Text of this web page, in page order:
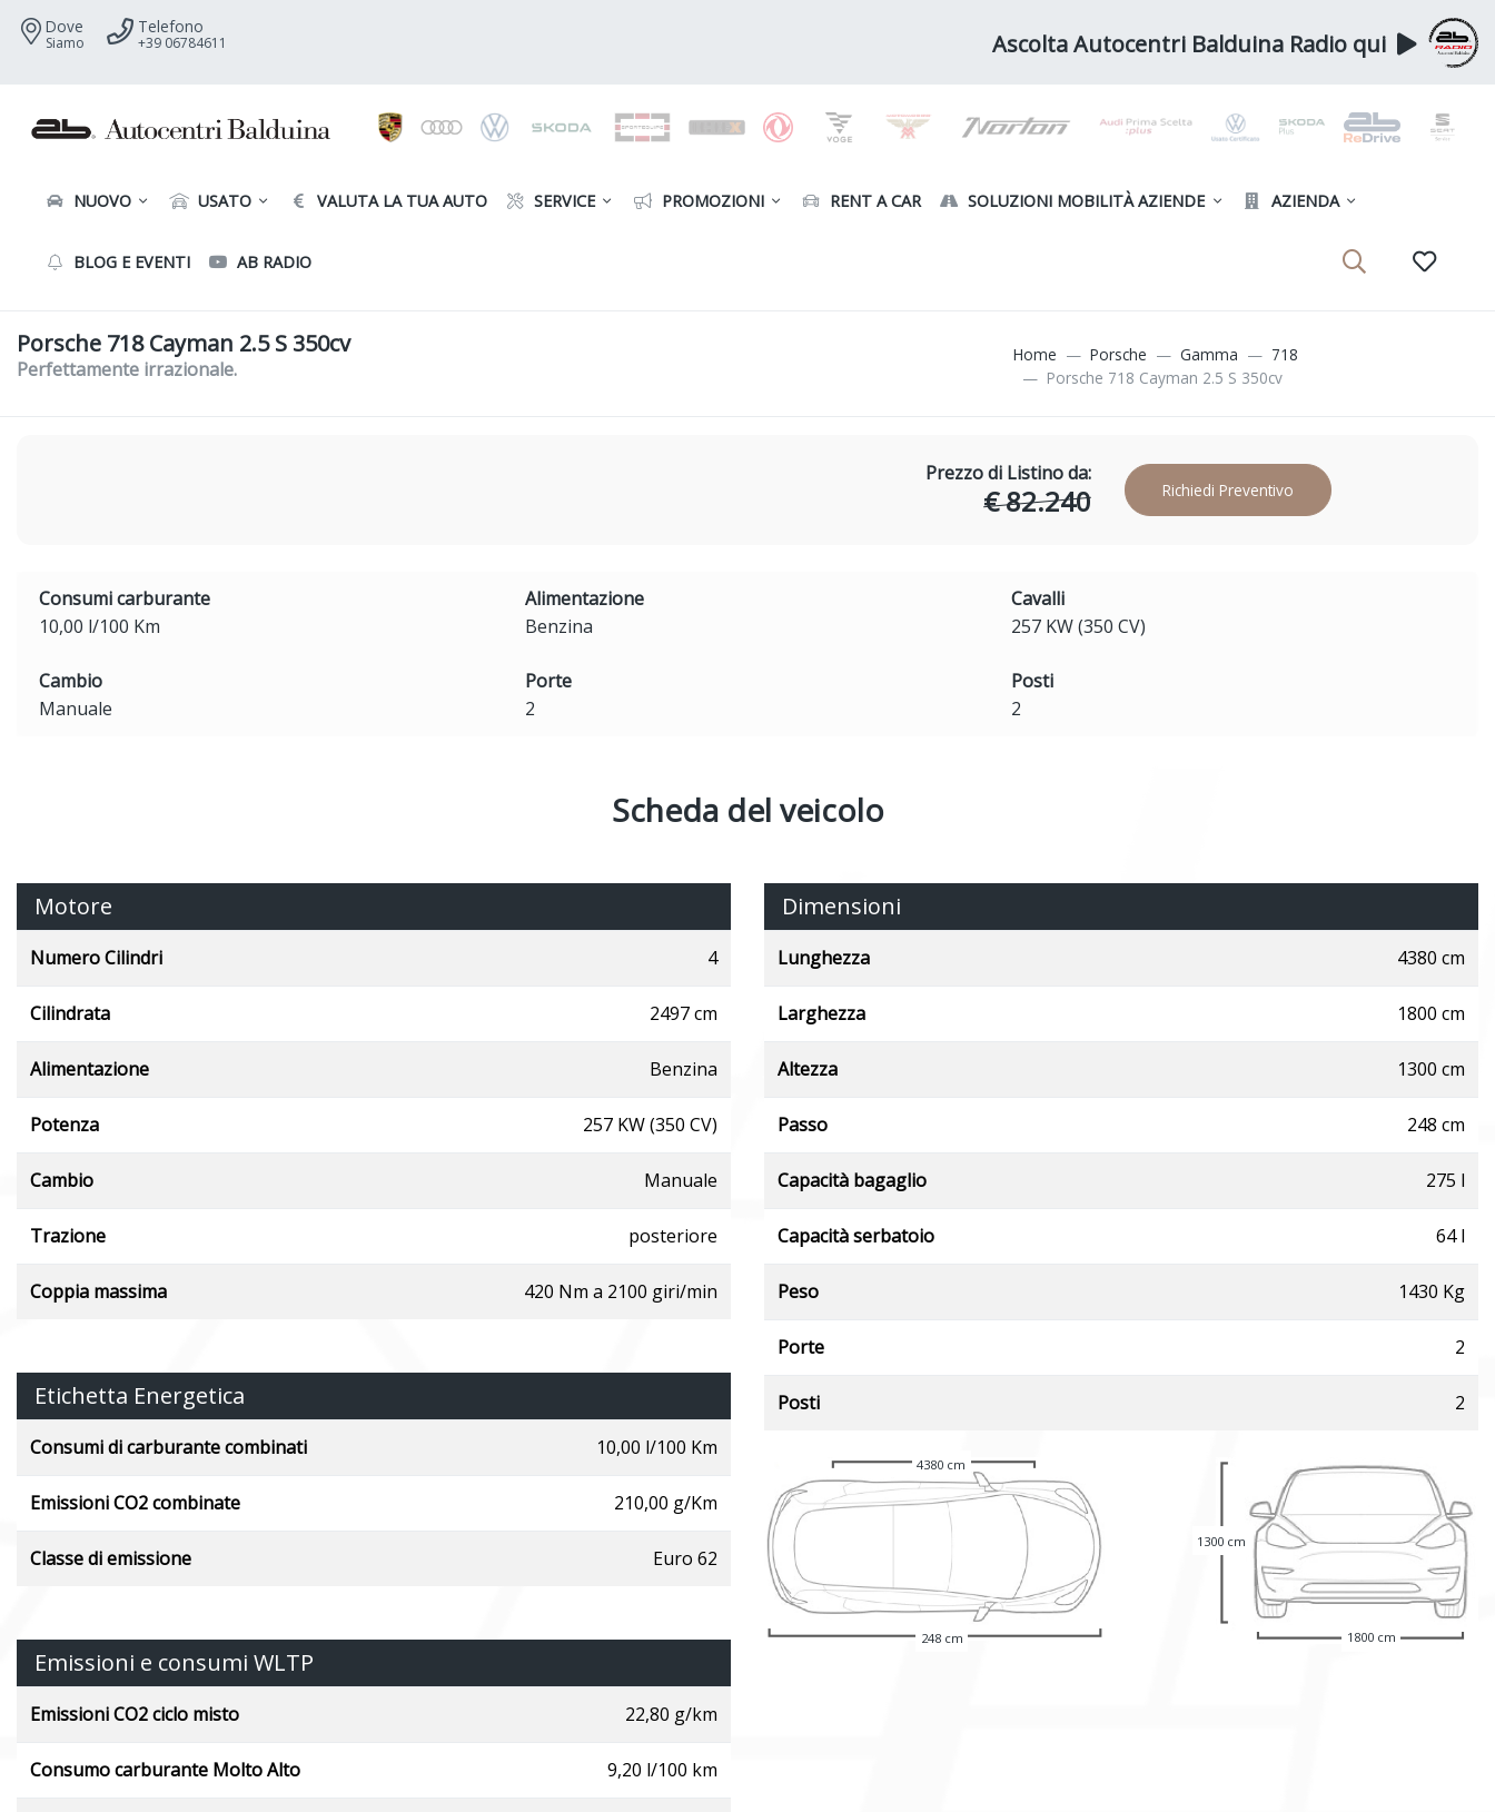
Dove
Siamo
Telefono
+39 06784611 Ascolta Autocentri Balduina Radio qui
NUOVO USATO VALUTA LA TUA AUTO SERVICE PROMOZIONI RENT A CAR SOLUZIONI MOBILITÀ AZIENDE AZIENDA
BLOG E EVENTI AB RADIO
Porsche 718 Cayman 2.5 S 350cv
Perfettamente irrazionale.
Home Porsche Gamma
718
Porsche 718 Cayman 2.5 S 350cv
Prezzo di Listino da:
€ 82.240 Richiedi Preventivo
Consumi carburante
10,00 l/100 Km
Alimentazione
Benzina
Cavalli
257 KW (350 CV)
Cambio
Manuale
Porte
2
Posti
2
Scheda del veicolo
Motore
Numero Cilindri 4
Cilindrata 2497 cm
Alimentazione Benzina
Potenza 257 KW (350 CV)
Cambio Manuale
Trazione posteriore
Coppia massima 420 Nm a 2100 giri/min
Etichetta Energetica
Consumi di carburante combinati 10,00 l/100 Km
Emissioni CO2 combinate 210,00 g/Km
Classe di emissione Euro 62
Emissioni e consumi WLTP
Emissioni CO2 ciclo misto 22,80 g/km
Consumo carburante Molto Alto 9,20 l/100 km
Dimensioni
Lunghezza 4380 cm
Larghezza 1800 cm
Altezza 1300 cm
Passo 248 cm
Capacità bagaglio 275 l
Capacità serbatoio 64 l
Peso 1430 Kg
Porte 2
Posti 2
4380 cm
248 cm
1300 cm
1800 cm